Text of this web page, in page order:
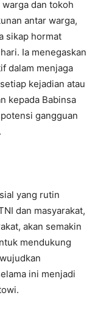
dan tokoh
antar warga,
sikap hormat
Ia menegaskan
dalam menjaga
kejadian atau
kepada Babinsa
gangguan
yang rutin
dan masyarakat,
akan semakin
mendukung
ini menjadi